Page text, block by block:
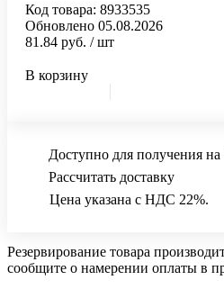
Код товара: 8933535
Обновлено 05.08.2026
81.84 руб. / шт
В корзину
Доступно для получения на
Рассчитать доставку
Цена указана с НДС 22%.
Резервирование товара
сообщите о намерении оплаты в